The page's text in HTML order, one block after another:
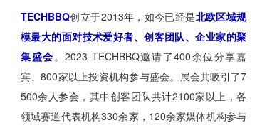
TECHBBQ创立于2013年，如今已经是北欧区域规
模最大的面对技术爱好者、创客团队、企业家的聚
集盛会 。2023 TECHBBQ邀请了400余位分享嘉
宾、800家以上投资机构参与盛会。展会共吸引了7
500余人参会，其中创客团队共计2100家以上，各
领域赛道代表机构330余家，120余家媒体机构参与